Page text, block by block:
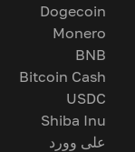
Dogecoin
Monero
BNB
Bitcoin Cash
USDC
Shiba Inu
على وورد